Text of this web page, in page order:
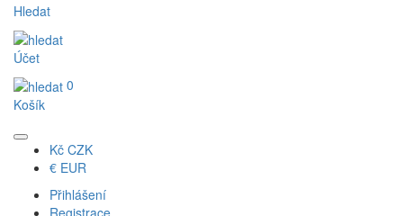
Hledat
Účet
0
Košík
Kč CZK
€ EUR
Přihlášení